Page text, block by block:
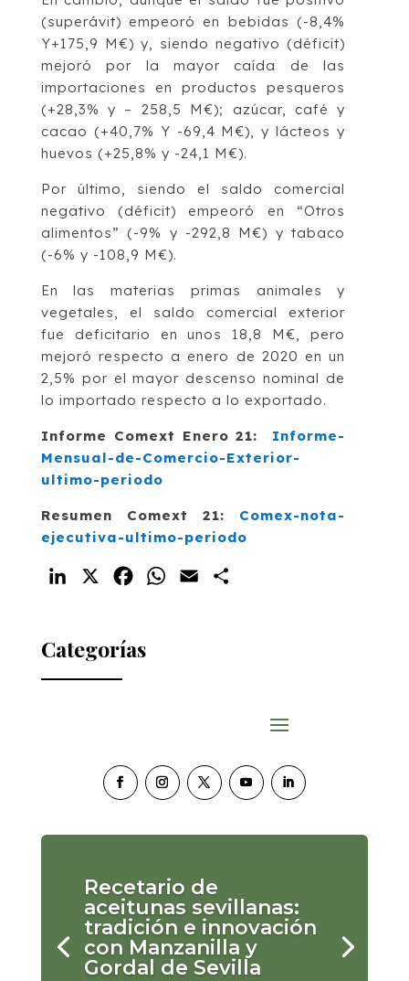
(superávit) empeoró en bebidas (-8,4%
Y+175,9 M€) y, siendo negativo (déficit)
mejoró por la mayor caída de las
importaciones en productos pesqueros
(+28,3% y – 258,5 M€); azúcar, café y
cacao (+40,7% Y -69,4 M€), y lácteos y
huevos (+25,8% y -24,1 M€).
Por último, siendo el saldo comercial
negativo (déficit) empeoró en “Otros
alimentos” (-9% y -292,8 M€) y tabaco
(-6% y -108,9 M€).
En las materias primas animales y
vegetales, el saldo comercial exterior
fue deficitario en unos 18,8 M€, pero
mejoró respecto a enero de 2020 en un
2,5% por el mayor descenso nominal de
lo importado respecto a lo exportado.
Informe Comext Enero 21: Informe-
Mensual-de-Comercio-Exterior-
ultimo-periodo
Resumen Comext 21: Comex-nota-
ejecutiva-ultimo-periodo
LinkedIn FacebookWhatsApp
Email
Categorías
Recetario de
aceitunas sevillanas:
tradición e innovación
con Manzanilla y
Gordal de Sevilla